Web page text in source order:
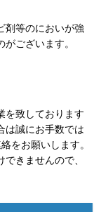
剤等のにおいが強
ございます。
を致しております
は誠にお手数では
をお願いします。
きませんので、